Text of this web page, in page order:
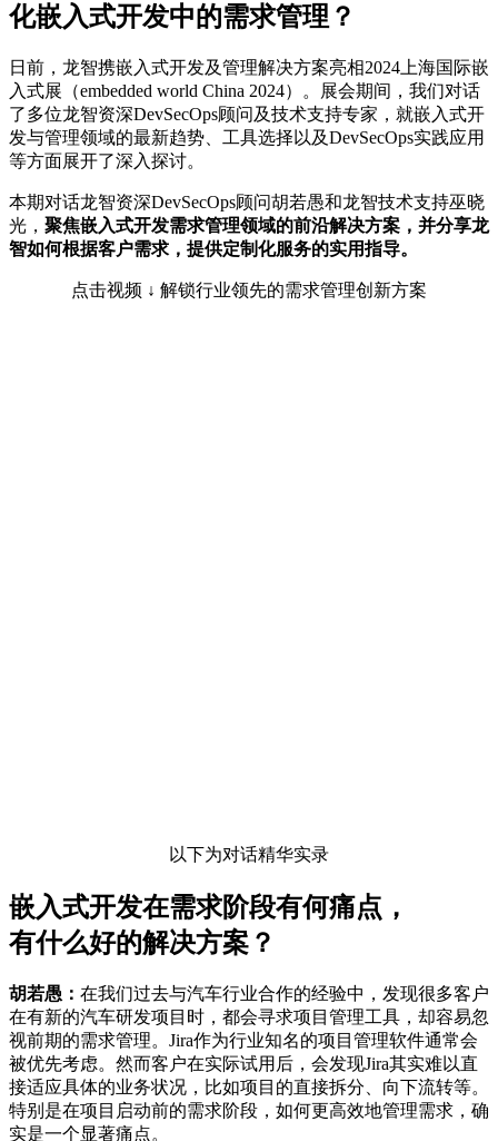
化嵌入式开发中的需求管理？
日前，龙智携嵌入式开发及管理解决方案亮相2024上海国际嵌
入式展（embedded world China 2024）。展会期间，我们对话
了多位龙智资深DevSecOps顾问及技术支持专家，就嵌入式开
发与管理领域的最新趋势、工具选择以及DevSecOps实践应用
等方面展开了深入探讨。
本期对话龙智资深DevSecOps顾问胡若愚和龙智技术支持巫晓
光， 聚焦嵌入式开发需求管理领域的前沿解决方案，并分享龙
智如何根据客户需求，提供定制化服务的实用指导。
点击视频 ↓ 解锁行业领先的需求管理创新方案
以下为对话精华实录
嵌入式开发在需求阶段有何痛点，
有什么好的解决方案？
胡若愚： 在我们过去与汽车行业合作的经验中，发现很多客户
在有新的汽车研发项目时，都会寻求项目管理工具，却容易忽
视前期的需求管理。Jira作为行业知名的项目管理软件通常会
被优先考虑。然而客户在实际试用后，会发现Jira其实难以直
接适应具体的业务状况，比如项目的直接拆分、向下流转等。
特别是在项目启动前的需求阶段，如何更高效地管理需求，确
实是一个显著痛点。